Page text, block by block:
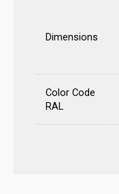
Dimensions
Color Code
RAL